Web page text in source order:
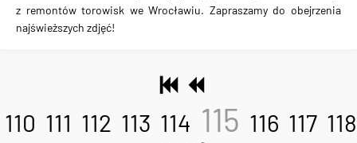
z remontów torowisk we Wrocławiu. Zapraszamy do obejrzenia
najświeższych zdjęć!
110 111 112 113 114 115 116 117 118